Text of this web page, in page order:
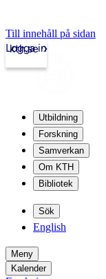
Till innehåll på sidan
kth.se
Logga in
Utbildning
Forskning
Samverkan
Om KTH
Bibliotek
Sök
English
Meny
Kalender